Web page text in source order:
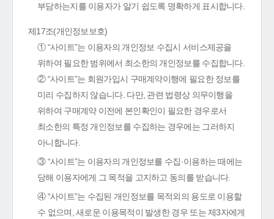
부담하는지를 이용자가 알기 쉽도록 명확하게 표시합니다.
제17조(개인정보보호)
① “사이트”는 이용자의 개인정보 수집시 서비스제공을
위하여 필요한 범위에서 최소한의 개인정보를 수집합니다.
② “사이트”는 회원가입시 구매계약이행에 필요한 정보를
미리 수집하지 않습니다. 다만, 관련 법령상 의무이행을
위하여 구매계약 이전에 본인확인이 필요한 경우로서
최소한의 특정 개인정보를 수집하는 경우에는 그러하지
아니합니다.
③ “사이트”는 이용자의 개인정보를 수집·이용하는 때에는
당해 이용자에게 그 목적을 고지하고 동의를 받습니다.
④ “사이트”는 수집된 개인정보를 목적외의 용도로 이용할
수 없으며, 새로운 이용목적이 발생한 경우 또는 제3자에게